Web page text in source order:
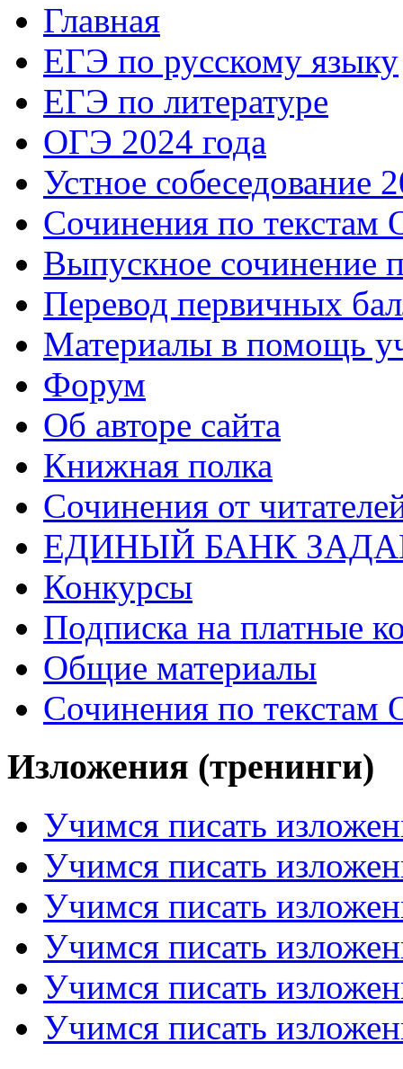
Главная
ЕГЭ по русскому языку
ЕГЭ по литературе
ОГЭ 2024 года
Устное собеседование
Сочинения по текстам
Выпускное сочинение
Перевод первичных
Материалы в помощь
Форум
Об авторе сайта
Книжная полка
Cочинения от
ЕДИНЫЙ БАНК
Конкурсы
Подписка на платные
Общие материалы
Сочинения по текстам
Изложения (тренинги)
Учимся писать
Учимся писать
Учимся писать
Учимся писать
Учимся писать
Учимся писать